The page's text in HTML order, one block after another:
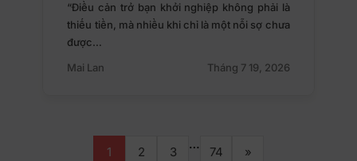
“Điều cản trở bạn khởi nghiệp không phải là
thiếu tiền, mà nhiều khi chỉ là một nỗi sợ chưa
được…
Mai Lan
Tháng 7 19, 2026
1 2 3
…
74 »